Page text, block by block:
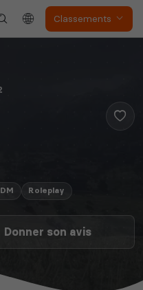
Classements
Roleplay
Donner son avis